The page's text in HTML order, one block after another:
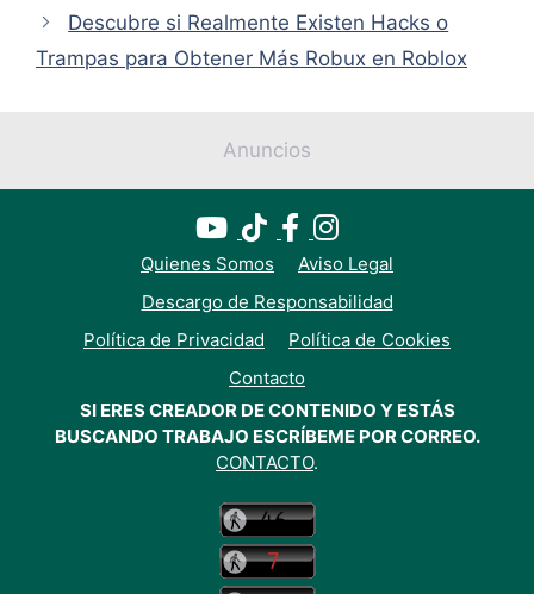
Descubre si Realmente Existen Hacks o
Trampas para Obtener Más Robux en Roblox
Anuncios
Quienes Somos
Aviso Legal
Descargo de Responsabilidad
Política de Privacidad
Política de Cookies
Contacto
SI ERES CREADOR DE CONTENIDO Y ESTÁS
BUSCANDO TRABAJO ESCRÍBEME POR CORREO.
CONTACTO.
Usamos cookies para mejorar tu experiencia en nuestro